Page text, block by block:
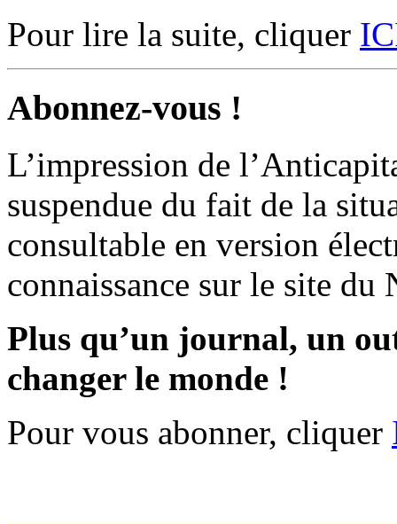
Pour lire la suite, cliquer
Abonnez-vous !
L’impression de
suspendue du fait de la
consultable en version
connaissance sur le site du
Plus qu’un journal, un
changer le monde !
Pour vous abonner, cliquer